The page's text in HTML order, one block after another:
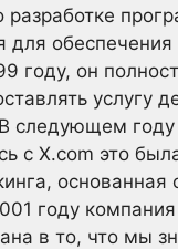
разработке
для обеспечения
году, он
услугу
следующем
с X.com это
году
в то, что мы